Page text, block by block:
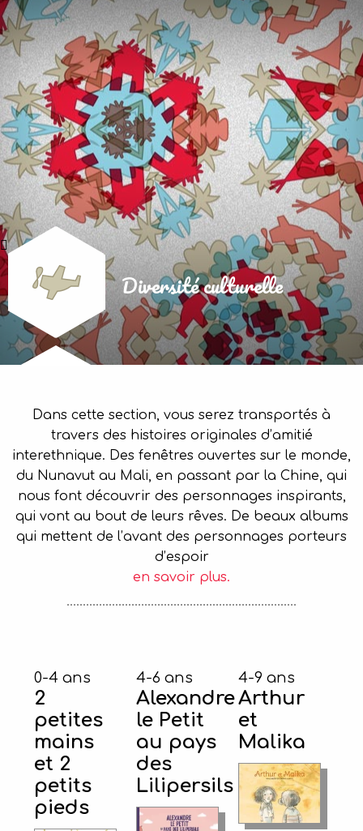
Diversité culturelle
Dans cette section, vous serez transportés à
travers des histoires originales d’amitié
interethnique. Des fenêtres ouvertes sur le monde,
du Nunavut au Mali, en passant par la Chine, qui
nous font découvrir des personnages inspirants,
qui vont au bout de leurs rêves. De beaux albums
qui mettent de l’avant des personnages porteurs
d’espoir
en savoir plus.
0-4 ans
2
petites
mains
et 2
petits
pieds
4-6 ans
Alexandre
le Petit
au pays
des
Lilipersils
4-9 ans
Arthur
et
Malika